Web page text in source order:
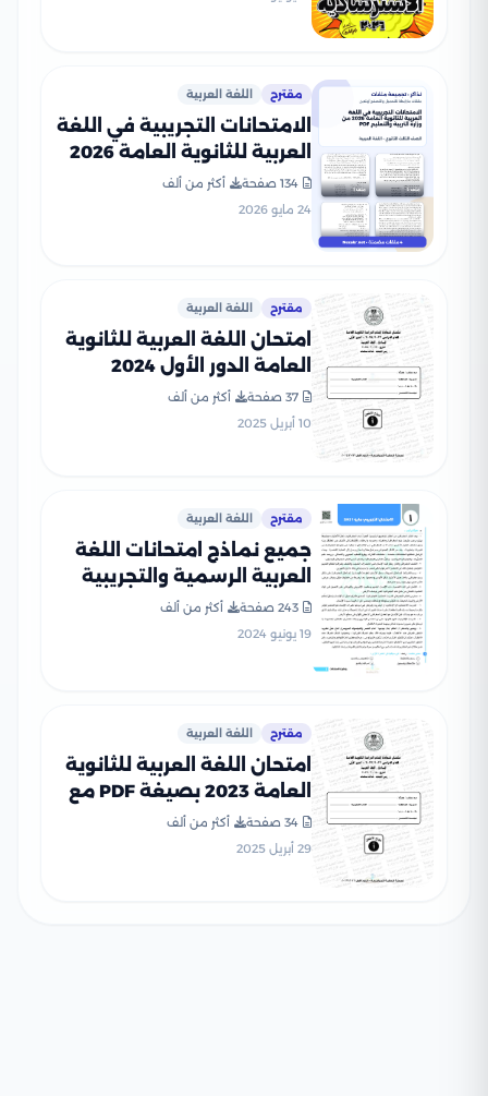
مقترح اللغة العربية
الامتحانات التجريبية في اللغة
العربية للثانوية العامة 2026
من وزارة التربية والتعليم PDF
134 صفحة
أكثر من ألف
24 مايو 2026
مقترح اللغة العربية
امتحان اللغة العربية للثانوية
العامة الدور الأول 2024
بصيغة PDF بالإجابات
الرسمية
37 صفحة
أكثر من ألف
10 أبريل 2025
مقترح اللغة العربية
جميع نماذج امتحانات اللغة
العربية الرسمية والتجريبية
2025) بصيغة PDF
243 صفحة
أكثر من ألف
19 يونيو 2024
مقترح اللغة العربية
امتحان اللغة العربية للثانوية
العامة 2023 بصيغة PDF مع
نموذج الإجابة
34 صفحة
أكثر من ألف
29 أبريل 2025